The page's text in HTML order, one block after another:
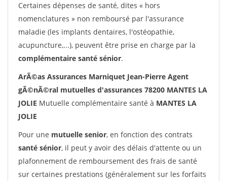
Certaines dépenses de santé, dites « hors
nomenclatures » non remboursé par l'assurance
maladie (les implants dentaires, l'ostéopathie,
acupuncture,...), peuvent être prise en charge par la
complémentaire santé sénior.
ArÃ©as Assurances Marniquet Jean-Pierre Agent
gÃ©nÃ©ral mutuelles d'assurances 78200 MANTES LA
JOLIE Mutuelle complémentaire santé à MANTES LA
JOLIE
Pour une mutuelle senior, en fonction des contrats
santé sénior, il peut y avoir des délais d'attente ou un
plafonnement de remboursement des frais de santé
sur certaines prestations (généralement sur les forfaits